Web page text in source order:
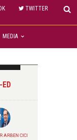
TWITTER
MEDIA
ED
ARBEN CICI